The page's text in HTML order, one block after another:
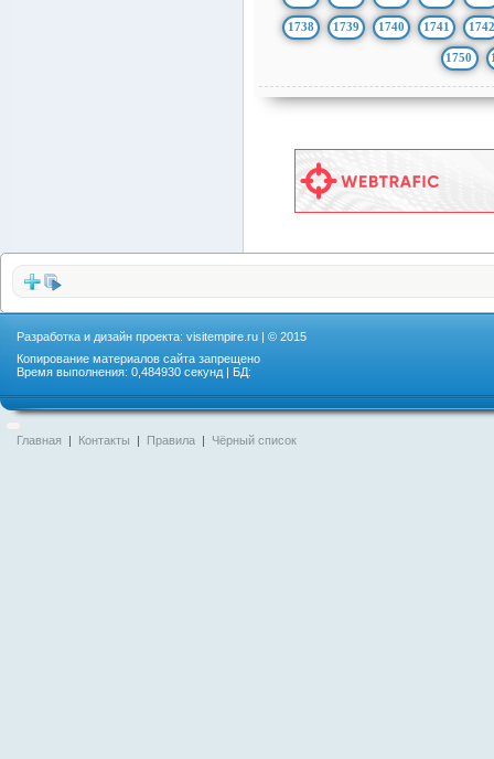
1738 1739 1740 1741 1742
1750
Разработка и дизайн проекта: visitempire.ru | © 2015
Копирование материалов сайта запрещено
Время выполнения: 0,484930 секунд | БД:
Главная | Контакты | Правила | Чёрный список